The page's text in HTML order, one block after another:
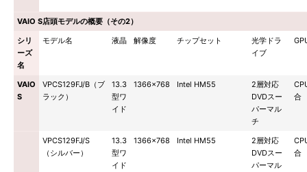
VAIO S店頭モデルの概要（その2）
シリ
ーズ
名
モデル名 液晶 解像度 チップセット
光学ドラ
イブ
VAIO
S
VPCS129FJ/B（ブ
ラック）
13.3
型ワ
イド
1366×768 Intel HM55
2層対応
DVDスー
パーマル
チ
合
VPCS129FJ/S
（シルバー）
13.3
型ワ
イド
1366×768 Intel HM55
2層対応
DVDスー
パーマル
合